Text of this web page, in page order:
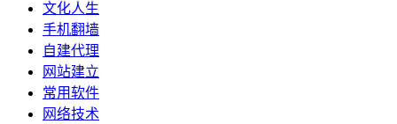
文化人生
手机翻墙
自建代理
网站建立
常用软件
网络技术